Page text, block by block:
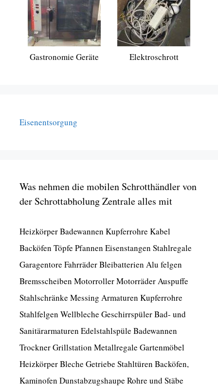
Gastronomie Geräte Elektroschrott
Eisenentsorgung
Was nehmen die mobilen Schrotthändler von
der Schrottabholung Zentrale alles mit
Heizkörper Badewannen Kupferrohre Kabel
Backöfen Töpfe Pfannen Eisenstangen Stahlregale
Garagentore Fahrräder Bleibatterien Alu felgen
Bremsscheiben Motorroller Motorräder Auspuffe
Stahlschränke Messing Armaturen Kupferrohre
Stahlfelgen Wellbleche Geschirrspüler Bad- und
Sanitärarmaturen Edelstahlspüle Badewannen
Trockner Grillstation Metallregale Gartenmöbel
Heizkörper Bleche Getriebe Stahltüren Backöfen,
Kaminofen Dunstabzugshaupe Rohre und Stäbe